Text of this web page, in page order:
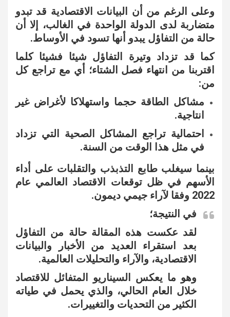
وعلى الرغم من أن البيانات الاقتصادية قد تبدو
متضاربة لدى الدولة الواحدة في الغالب، إلا أن
حالة من التفاؤل يبدو أنها تسود في الأوساط.
كما قد تزداد وتيرة التفاؤل شيئا فشيئا كلما
اقتربنا من انتهاء فصل الشتاء؛ أي مع تراجع كل
من:
مشاكل الطاقة حجما واستهلاكا لأغراض غير
انتاجية.
احتمالية تراجع المشاكل الصحية التي تزداد
في مثل هذا الوقت من السنة.
بينما سيغلب طابع التذبذب والتقلبات على أداء
الأسهم في ظل توقعات الاقتصاد العالمي عام
2022 وفقا لآراء جيمي ديمون.
في النتيجة؛
لقد عكست هذه المقالة حالة من التفاؤل
بعد استقراء العديد من الأخبار والبيانات
الاقتصادية، والآراء والتحليلات العالمية.
وهو ما يعكس السيناريو المتفائل للاقتصاد
خلال العام الحالي، والذي يحمل في طياته
الكثير من التحديات والتغييرات.